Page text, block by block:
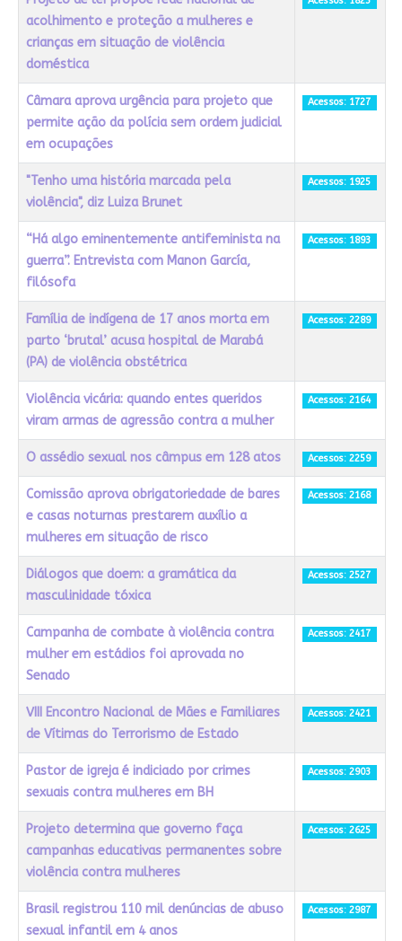
acolhimento e proteção a mulheres e
crianças em situação de violência
doméstica
Câmara aprova urgência para projeto que
permite ação da polícia sem ordem judicial
em ocupações
Acessos: 1727
"Tenho uma história marcada pela
violência", diz Luiza Brunet
Acessos: 1925
“Há algo eminentemente antifeminista na
guerra”. Entrevista com Manon García,
filósofa
Acessos: 1893
Família de indígena de 17 anos morta em
parto ‘brutal’ acusa hospital de Marabá
(PA) de violência obstétrica
Acessos: 2289
Violência vicária: quando entes queridos
viram armas de agressão contra a mulher
Acessos: 2164
O assédio sexual nos câmpus em 128 atos Acessos: 2259
Comissão aprova obrigatoriedade de bares
e casas noturnas prestarem auxílio a
mulheres em situação de risco
Acessos: 2168
Diálogos que doem: a gramática da
masculinidade tóxica
Acessos: 2527
Campanha de combate à violência contra
mulher em estádios foi aprovada no
Senado
Acessos: 2417
VIII Encontro Nacional de Mães e Familiares
de Vítimas do Terrorismo de Estado
Acessos: 2421
Pastor de igreja é indiciado por crimes
sexuais contra mulheres em BH
Acessos: 2903
Projeto determina que governo faça
campanhas educativas permanentes sobre
violência contra mulheres
Acessos: 2625
Brasil registrou 110 mil denúncias de abuso
sexual infantil em 4 anos
Acessos: 2987